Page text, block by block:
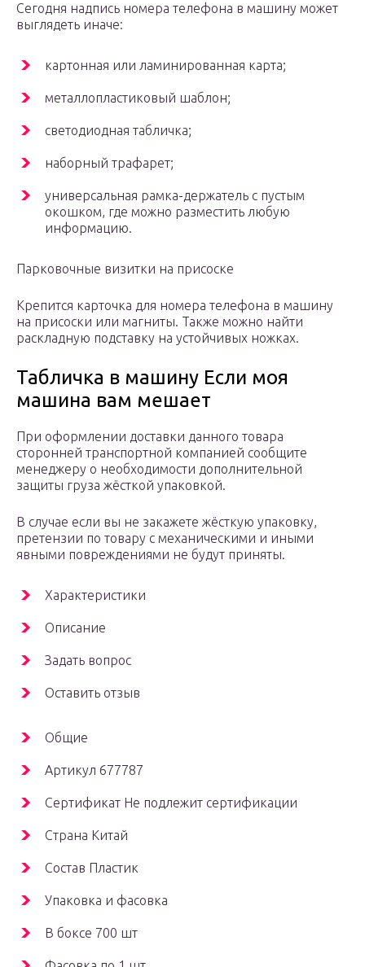
Сегодня надпись номера телефона в машину может
выглядеть иначе:
картонная или ламинированная карта;
металлопластиковый шаблон;
светодиодная табличка;
наборный трафарет;
универсальная рамка-держатель с пустым
окошком, где можно разместить любую
информацию.
Парковочные визитки на присоске
Крепится карточка для номера телефона в машину
на присоски или магниты. Также можно найти
раскладную подставку на устойчивых ножках.
Табличка в машину Если моя
машина вам мешает
При оформлении доставки данного товара
сторонней транспортной компанией сообщите
менеджеру о необходимости дополнительной
защиты груза жёсткой упаковкой.
В случае если вы не закажете жёсткую упаковку,
претензии по товару с механическими и иными
явными повреждениями не будут приняты.
Характеристики
Описание
Задать вопрос
Оставить отзыв
Общие
Артикул 677787
Сертификат Не подлежит сертификации
Страна Китай
Состав Пластик
Упаковка и фасовка
В боксе 700 шт